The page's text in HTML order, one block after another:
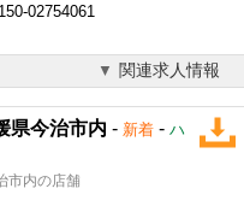
02754061
関連求人情報
県今治市内 - 新着 - ハ
市内の店舗